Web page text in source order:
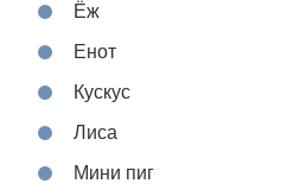
Ёж
Енот
Кускус
Лиса
Мини пиг